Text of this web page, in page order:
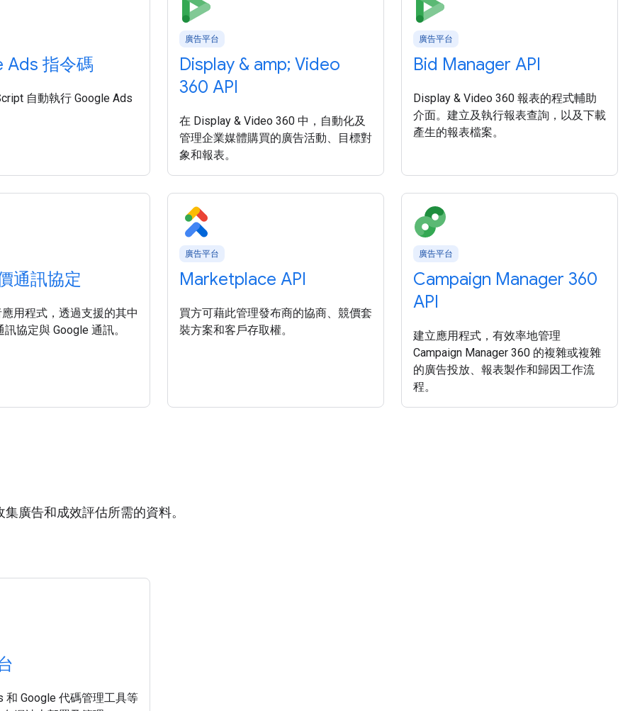
Ads 指令碼
自動執行 Google Ads
廣告平台
Display & amp; Video
360 API
在 Display & Video 360 中，自動化及
管理企業媒體購買的廣告活動、目標對
象和報表。
廣告平台
Bid Manager API
Display & Video 360 報表的程式輔助
介面。建立及執行報表查詢，以及下載
產生的報表檔案。
通訊協定
應用程式，透過支援的其中
訊協定與 Google 通訊。
廣告平台
Marketplace API
買方可藉此管理發布商的協商、競價套
裝方案和客戶存取權。
廣告平台
Campaign Manager 360
API
建立應用程式，有效率地管理
Campaign Manager 360 的複雜或複雜
的廣告投放、報表製作和歸因工作流
程。
廣告和成效評估所需的資料。
和 Google 代碼管理工具等